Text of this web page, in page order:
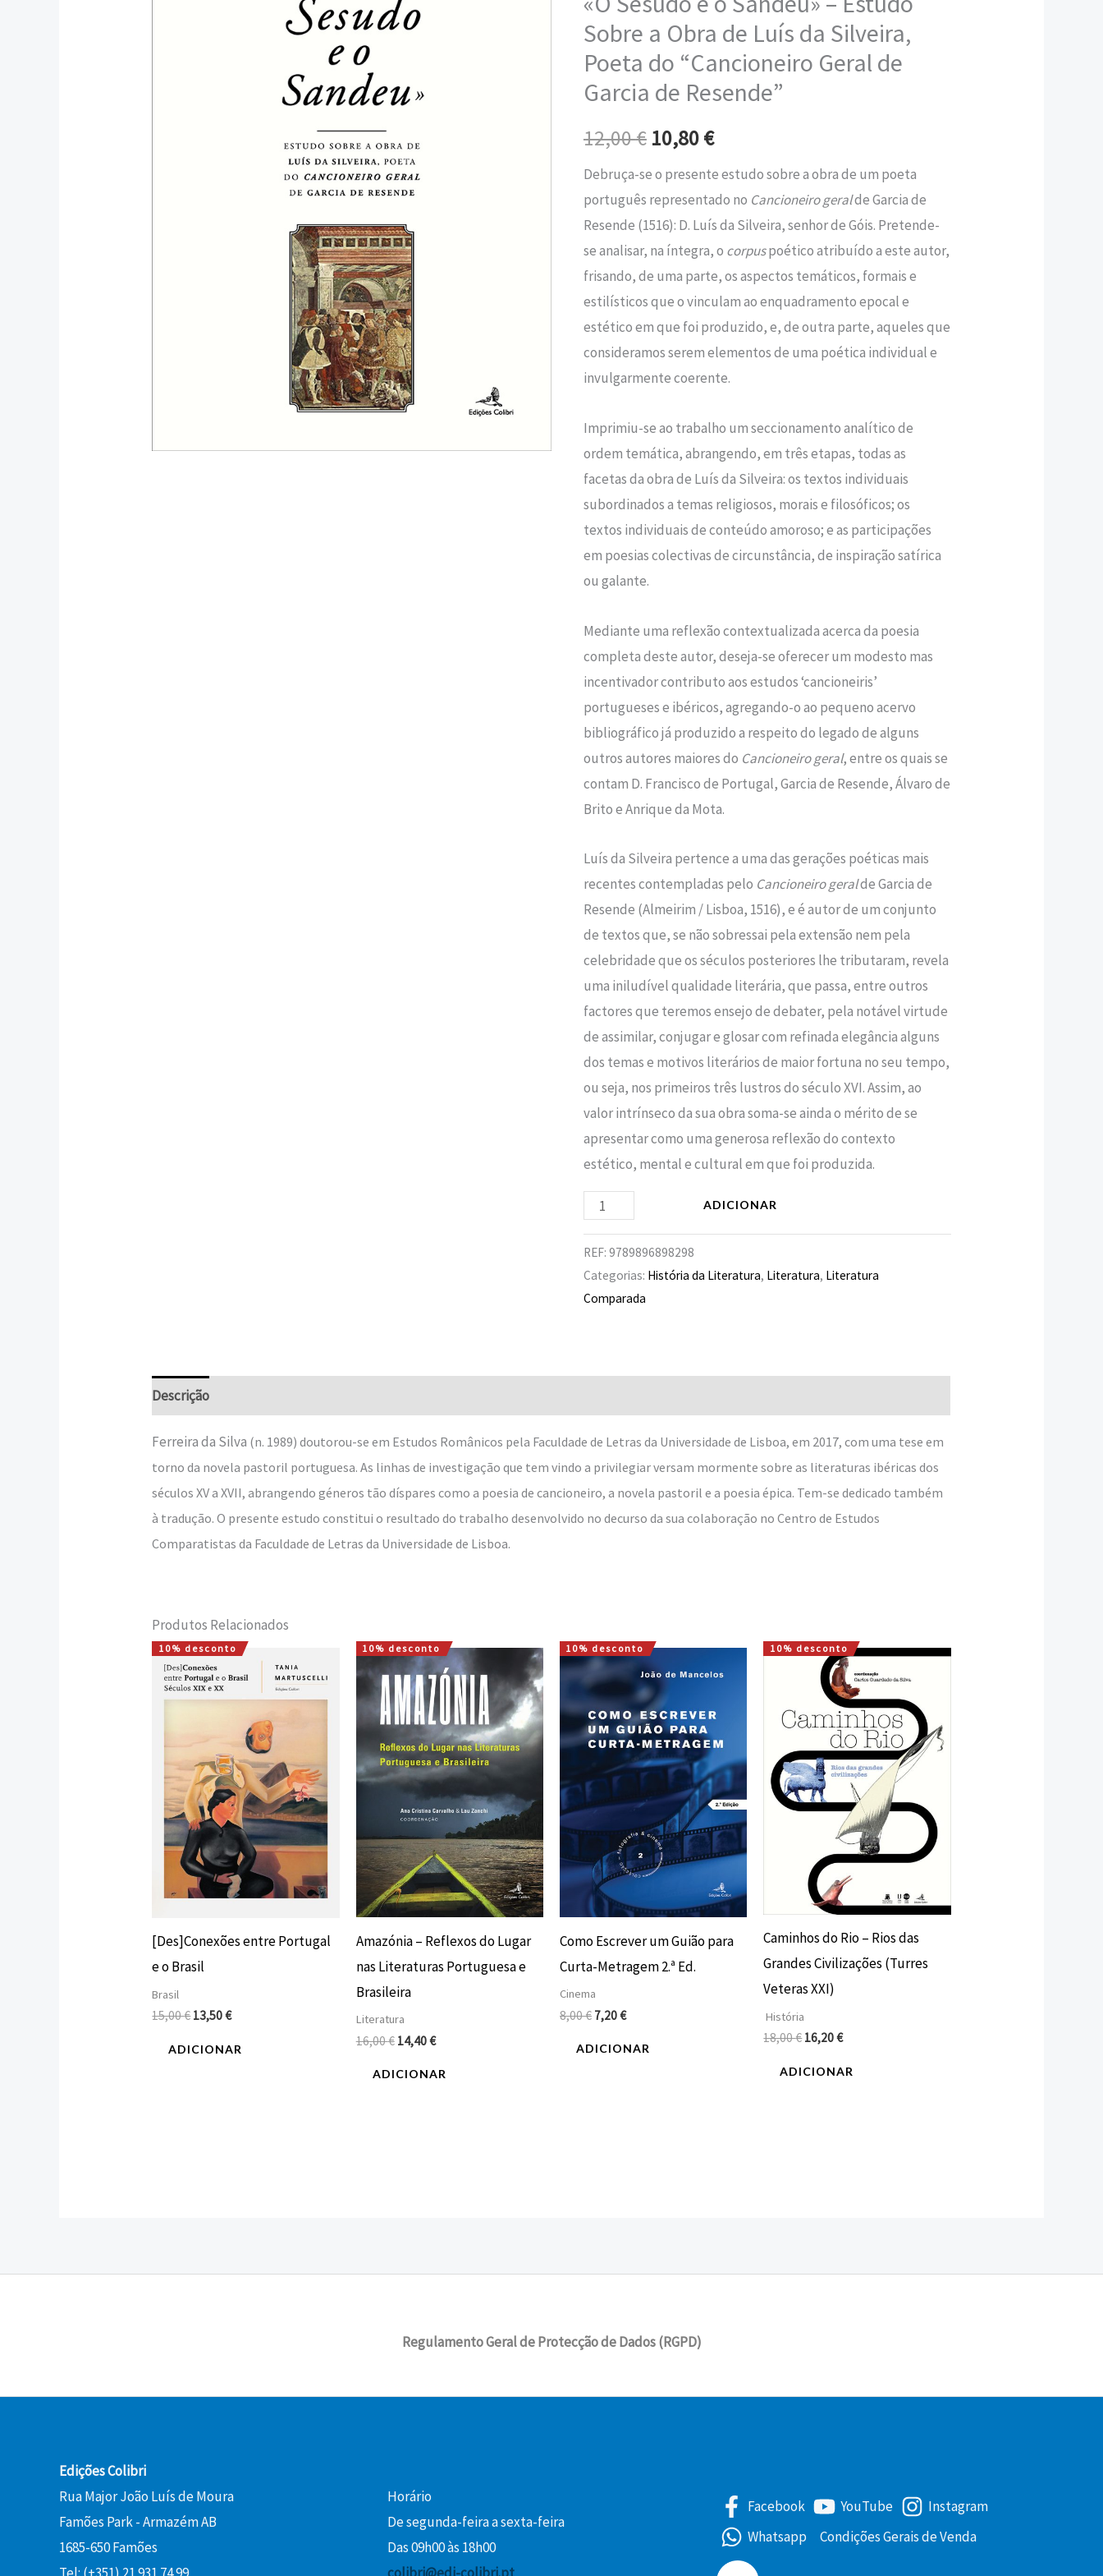
Sobre a Obra de Luís da Silveira,
Poeta do “Cancioneiro Geral de
Garcia de Resende”
12,00€
era:
12,00 €.
10,80€
é:
10,80 €.
Debruça-se o presente estudo sobre a obra de um poeta
português representado no Cancioneiro geralde Garcia de
Resende (1516): D. Luís da Silveira, senhor de Góis. Pretende-
se analisar, na íntegra, o corpuspoético atribuído a este autor,
frisando, de uma parte, os aspectos temáticos, formais e
estilísticos que o vinculam ao enquadramento epocal e
estético em que foi produzido, e, de outra parte, aqueles que
consideramos serem elementos de uma poética individual e
invulgarmente coerente.
Imprimiu-se ao trabalho um seccionamento analítico de
ordem temática, abrangendo, em três etapas, todas as
facetas da obra de Luís da Silveira: os textos individuais
subordinados a temas religiosos, morais e filosóficos; os
textos individuais de conteúdo amoroso; e as participações
em poesias colectivas de circunstância, de inspiração satírica
ou galante.
Mediante uma reflexão contextualizada acerca da poesia
completa deste autor, deseja-se oferecer um modesto mas
incentivador contributo aos estudos ‘cancioneiris’
portugueses e ibéricos, agregando-o ao pequeno acervo
bibliográfico já produzido a respeito do legado de alguns
outros autores maiores do Cancioneiro geral, entre os quais se
contam D. Francisco de Portugal, Garcia de Resende, Álvaro de
Brito e Anrique da Mota.
Luís da Silveira pertence a uma das gerações poéticas mais
recentes contempladas pelo Cancioneiro geralde Garcia de
Resende (Almeirim / Lisboa, 1516), e é autor de um conjunto
de textos que, se não sobressai pela extensão nem pela
celebridade que os séculos posteriores lhe tributaram, revela
uma iniludível qualidade literária, que passa, entre outros
factores que teremos ensejo de debater, pela notável virtude
de assimilar, conjugar e glosar com refinada elegância alguns
dos temas e motivos literários de maior fortuna no seu tempo,
ou seja, nos primeiros três lustros do século XVI. Assim, ao
valor intrínseco da sua obra soma-se ainda o mérito de se
apresentar como uma generosa reflexão do contexto
estético, mental e cultural em que foi produzida.
o
Sandeu»
Estudo
a
Obra
de
Luís
da
Silveira,
Poeta
do
“Cancioneiro
Geral
Garcia
de
Resende”
ADICIONAR
REF: 9789896898298
Categorias: História da Literatura, Literatura, Literatura
Comparada
Descrição
Ferreira da Silva (n. 1989) doutorou-se em Estudos Românicos pela Faculdade de Letras da Universidade de Lisboa, em 2017, com uma tese em
torno da novela pastoril portuguesa. As linhas de investigação que tem vindo a privilegiar versam mormente sobre as literaturas ibéricas dos
séculos XV a XVII, abrangendo géneros tão díspares como a poesia de cancioneiro, a novela pastoril e a poesia épica. Tem-se dedicado também
à tradução. O presente estudo constitui o resultado do trabalho desenvolvido no decurso da sua colaboração no Centro de Estudos
Comparatistas da Faculdade de Letras da Universidade de Lisboa.
Produtos Relacionados
10% desconto
[Des]Conexões entre Portugal
e o Brasil
Brasil
15,00€
O
preço
original
era:
13,50€
O
preço
atual
é:
13,50 €.
ADICIONAR
10% desconto
Amazónia – Reflexos do Lugar
nas Literaturas Portuguesa e
Brasileira
Literatura
16,00€
O
preço
original
era:
16,00 €.
14,40€
O
preço
atual
é:
14,40 €.
ADICIONAR
10% desconto
Como Escrever um Guião para
Curta-Metragem 2.ª Ed.
Cinema
8,00€
O
original
era:
8,00 €.
7,20€
O
preço
atual
é:
7,20 €.
ADICIONAR
10% desconto
Caminhos do Rio – Rios das
Grandes Civilizações (Turres
Veteras XXI)
História
18,00€
O
preço
original
18,00 €.
16,20€
O
preço
atual
é:
16,20 €.
ADICIONAR
Regulamento Geral de Protecção de Dados (RGPD)
Edições Colibri
Rua Major João Luís de Moura
Famões Park - Armazém AB
1685-650 Famões
Horário
De segunda-feira a sexta-feira
Das 09h00 às 18h00
Facebook YouTube
Instagram
Whatsapp
Condições Gerais de Venda